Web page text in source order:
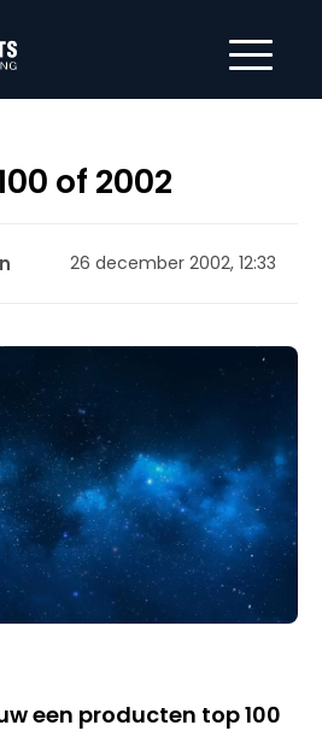
of 2002
26 december 2002, 12:33
een producten top 100